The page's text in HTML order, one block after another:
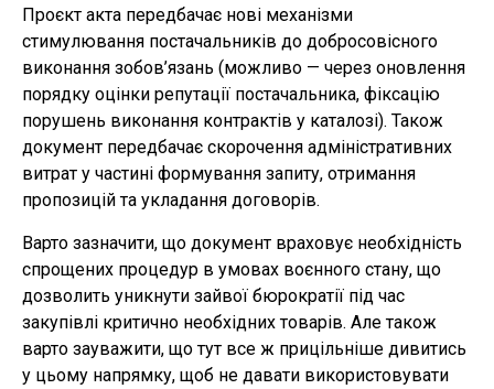
Проєкт акта передбачає нові механізми
стимулювання постачальників до добросовісного
виконання зобов’язань (можливо — через оновлення
порядку оцінки репутації постачальника, фіксацію
порушень виконання контрактів у каталозі). Також
документ передбачає скорочення адміністративних
витрат у частині формування запиту, отримання
пропозицій та укладання договорів.
Варто зазначити, що документ враховує необхідність
спрощених процедур в умовах воєнного стану, що
дозволить уникнути зайвої бюрократії під час
закупівлі критично необхідних товарів. Але також
варто зауважити, що тут все ж прицільніше дивитись
у цьому напрямку, щоб не давати використовувати